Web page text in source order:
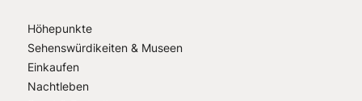
Höhepunkte
Sehenswürdikeiten & Museen
Einkaufen
Nachtleben